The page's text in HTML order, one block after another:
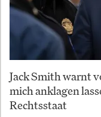
Jack Smith warnt
mich anklagen
Rechtsstaat